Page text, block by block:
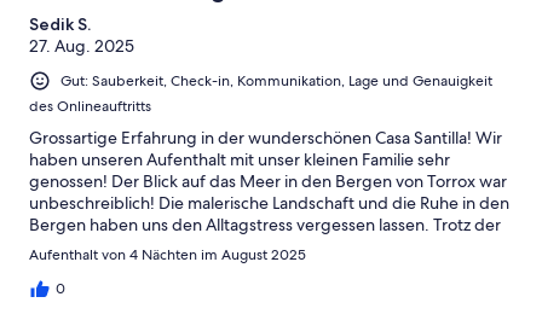
Sedik S.
27. Aug. 2025
Gut: Sauberkeit, Check-in, Kommunikation, Lage und Genauigkeit
des Onlineauftritts
Grossartige Erfahrung in der wunderschönen Casa Santilla! Wir
haben unseren Aufenthalt mit unser kleinen Familie sehr
genossen! Der Blick auf das Meer in den Bergen von Torrox war
unbeschreiblich! Die malerische Landschaft und die Ruhe in den
Bergen haben uns den Alltagstress vergessen lassen. Trotz der
Abgeschiedenheit ist man sehr schnell ca. 15 Minuten an
verschiedenen Stränden und im Zentrum, um Besorgungen
machen zu können. Unsere Kinder haben den Pool sehr
Aufenthalt von 4 Nächten im August 2025
0